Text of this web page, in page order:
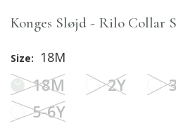
Konges Sløjd - Rilo Collar
Size: 18M
18M 2Y
5-6Y